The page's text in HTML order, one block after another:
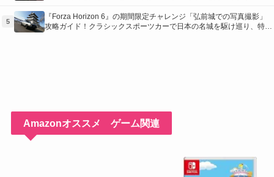
5
『Forza Horizon 6』の期間限定チャレンジ「弘前城での写真撮影」
攻略ガイド！クラシックスポーツカーで日本の名城を駆け巡り、特別
Amazonオススメ ゲーム関連